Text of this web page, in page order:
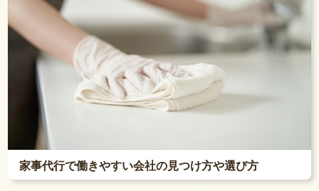
家事代行で働きやすい会社の見つけ方や選び方